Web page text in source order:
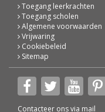
Toegang leerkrachten
Toegang scholen
Algemene voorwaarden
Vrijwaring
Cookiebeleid
Sitemap
Contacteer ons via mail